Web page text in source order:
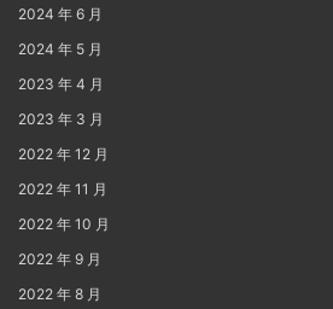
2024 年 6 月
2024 年 5 月
2023 年 4 月
2023 年 3 月
2022 年 12 月
2022 年 11 月
2022 年 10 月
2022 年 9 月
2022 年 8 月